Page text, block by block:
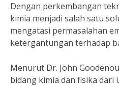
Dengan perkembangan
kimia menjadi salah satu
mengatasi permasalahan
ketergantungan terhadap
Menurut Dr. John
bidang kimia dan fisika dari